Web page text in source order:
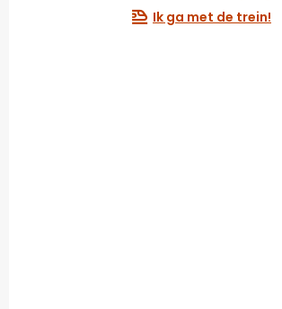
Ik ga met de trein!